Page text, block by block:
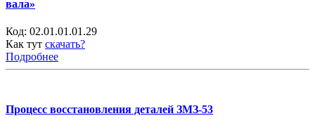
вала»
Код: 02.01.01.01.29
Как тут скачать?
Подробнее
Процесс восстановления деталей ЗМЗ-53